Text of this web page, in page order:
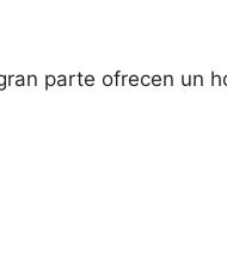
parte ofrecen un